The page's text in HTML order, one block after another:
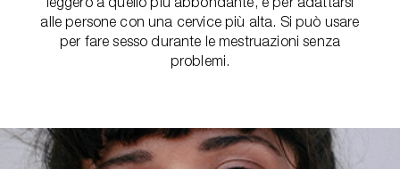
alle persone con una cervice più alta. Si può usare
per fare sesso durante le mestruazioni senza
problemi.